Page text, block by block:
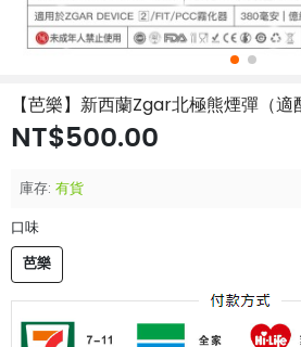
【芭樂】新西蘭Zgar北極熊煙彈（適
NT$500.00
庫存: 有貨
口味
芭樂